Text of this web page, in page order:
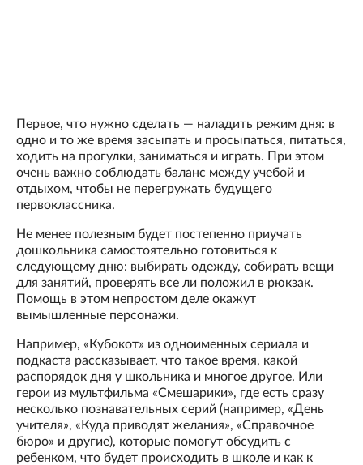
Первое, что нужно сделать — наладить режим дня: в
одно и то же время засыпать и просыпаться, питаться,
ходить на прогулки, заниматься и играть. При этом
очень важно соблюдать баланс между учебой и
отдыхом, чтобы не перегружать будущего
первоклассника.
Не менее полезным будет постепенно приучать
дошкольника самостоятельно готовиться к
следующему дню: выбирать одежду, собирать вещи
для занятий, проверять все ли положил в рюкзак.
Помощь в этом непростом деле окажут
вымышленные персонажи.
Например, «Кубокот» из одноименных сериала и
подкаста рассказывает, что такое время, какой
распорядок дня у школьника и многое другое. Или
герои из мультфильма «Смешарики», где есть сразу
несколько познавательных серий (например, «День
учителя», «Куда приводят желания», «Справочное
бюро» и другие), которые помогут обсудить с
ребенком, что будет происходить в школе и как к